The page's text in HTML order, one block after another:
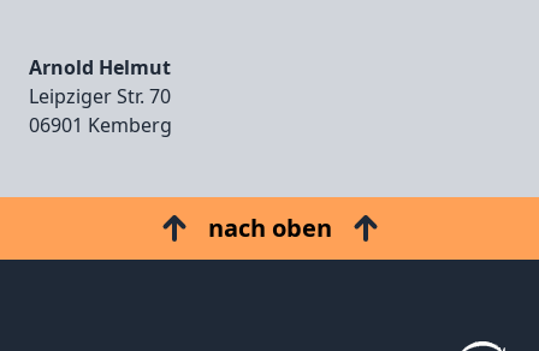
Arnold Helmut
Leipziger Str. 70
06901 Kemberg
nach oben